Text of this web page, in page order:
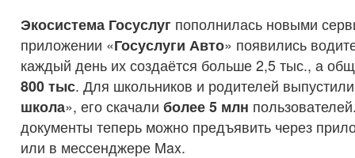
Экосистема Госуслуг пополнилась новыми
приложении «Госуслуги Авто» появились
каждый день их создаётся больше 2,5 тыс., а
800 тыс. Для школьников и родителей
школа», его скачали более 5 млн
документы теперь можно предъявить через
или в мессенджере Max.